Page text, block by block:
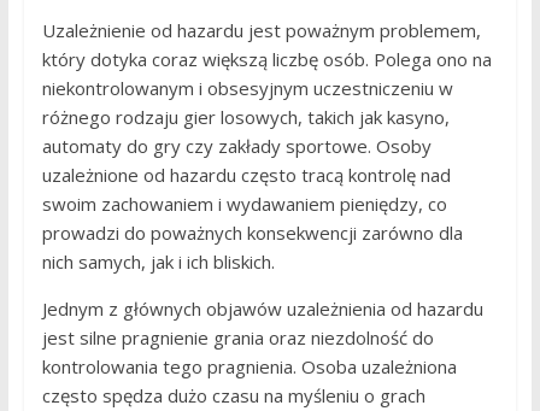
Uzależnienie od hazardu jest poważnym problemem,
który dotyka coraz większą liczbę osób. Polega ono na
niekontrolowanym i obsesyjnym uczestniczeniu w
różnego rodzaju gier losowych, takich jak kasyno,
automaty do gry czy zakłady sportowe. Osoby
uzależnione od hazardu często tracą kontrolę nad
swoim zachowaniem i wydawaniem pieniędzy, co
prowadzi do poważnych konsekwencji zarówno dla
nich samych, jak i ich bliskich.
Jednym z głównych objawów uzależnienia od hazardu
jest silne pragnienie grania oraz niezdolność do
kontrolowania tego pragnienia. Osoba uzależniona
często spędza dużo czasu na myśleniu o grach